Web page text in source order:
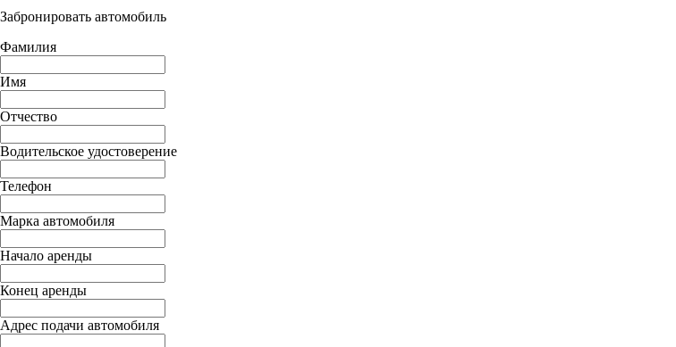
Забронировать автомобиль
Фамилия
Имя
Отчество
Водительское удостоверение
Телефон
Марка автомобиля
Начало аренды
Конец аренды
Адрес подачи автомобиля